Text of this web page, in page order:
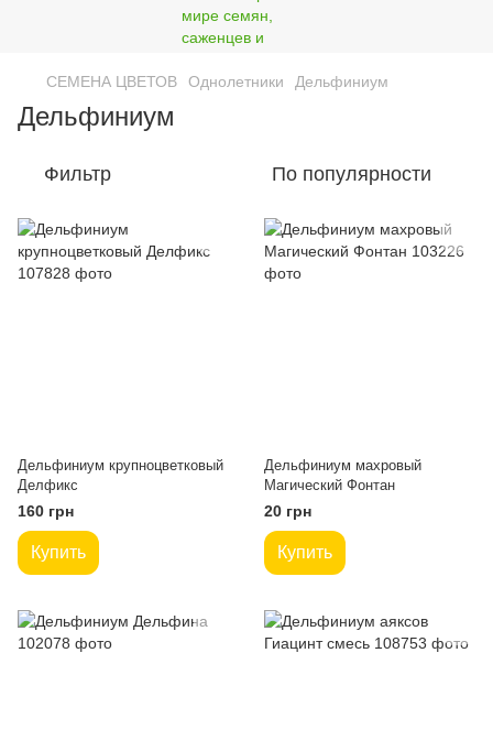
СЕМЕНА ЦВЕТОВ Однолетники Дельфиниум
Дельфиниум
Фильтр По популярности
Дельфиниум крупноцветковый
Делфикс
160 грн
Купить
Дельфиниум махровый
Магический Фонтан
20 грн
Купить